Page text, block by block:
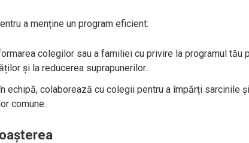
a menține un program eficient:
colegilor sau a familiei cu privire la programul tău
și la reducerea suprapunerilor.
echipă, colaborează cu colegii pentru a împărți sarcinile
comune.